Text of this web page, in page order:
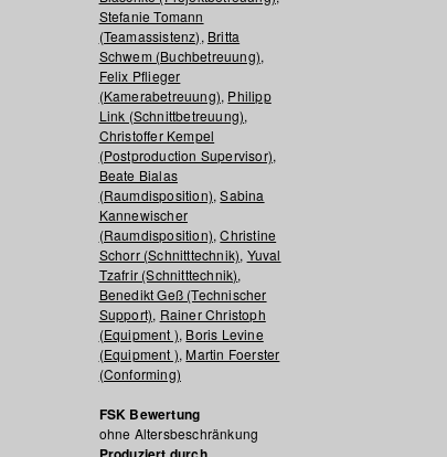
Stefanie Tomann
(Teamassistenz), Britta
Schwem (Buchbetreuung),
Felix Pflieger
(Kamerabetreuung), Philipp
Link (Schnittbetreuung),
Christoffer Kempel
(Postproduction Supervisor),
Beate Bialas
(Raumdisposition),Sabina
Kannewischer
(Raumdisposition),Christine
Schorr (Schnitttechnik), Yuval
Tzafrir (Schnitttechnik),
Benedikt Geß (Technischer
Support), Rainer Christoph
(Equipment ), Boris Levine
(Equipment ), Martin Foerster
(Conforming)
FSK Bewertung
ohne Altersbeschränkung